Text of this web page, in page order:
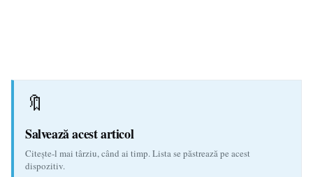
🔖
Salvează acest articol
Citește-l mai târziu, când ai timp. Lista se păstrează pe acest
dispozitiv.